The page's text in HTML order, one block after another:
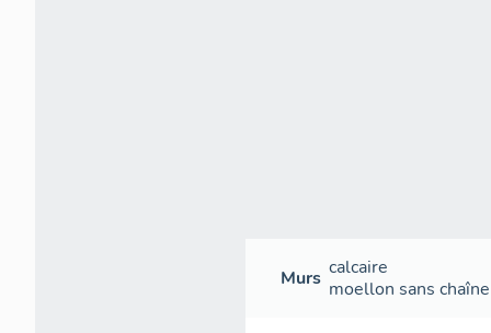
Murs calcaire
moellon sans